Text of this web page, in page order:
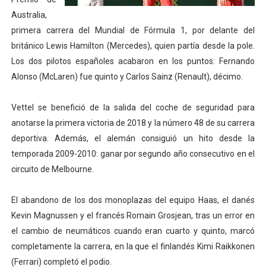
Athletes Unlimited Softball League 2026 - Las Utah
Mundial de piragüismo slalom 2026 (Oklahoma City,
Tour de Francia masculino 2026 - Tadej Pogacar
Campeonato de Europa de saltos 2026 (París,
Australia,
primera carrera del Mundial de Fórmula 1, por delante del
británico Lewis Hamilton (Mercedes), quien partía desde la pole.
Los dos pilotos españoles acabaron en los puntos: Fernando
Alonso (McLaren) fue quinto y Carlos Sainz (Renault), décimo.
Vettel se benefició de la salida del coche de seguridad para
anotarse la primera victoria de 2018 y la número 48 de su carrera
deportiva. Además, el alemán consiguió un hito desde la
temporada 2009-2010: ganar por segundo año consecutivo en el
circuito de Melbourne.
El abandono de los dos monoplazas del equipo Haas, el danés
Kevin Magnussen y el francés Romain Grosjean, tras un error en
el cambio de neumáticos cuando eran cuarto y quinto, marcó
completamente la carrera, en la que el finlandés Kimi Raikkonen
(Ferrari) completó el podio.